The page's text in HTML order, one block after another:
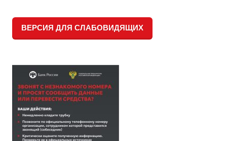
ВЕРСИЯ ДЛЯ СЛАБОВИДЯЩИХ